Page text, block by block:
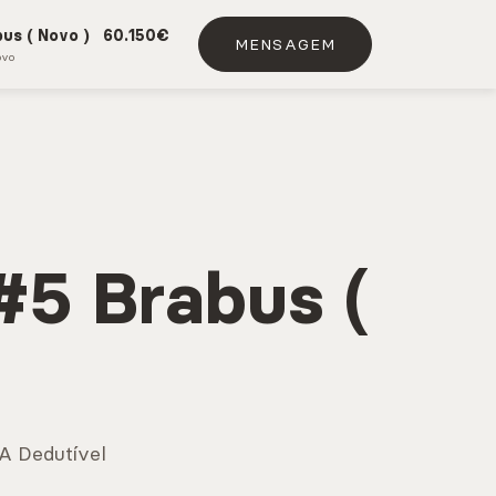
SERVIÇO VIATURAS USADAS
( Novo ) 60.150€ MENSAGEM
Brabus (
Dedutível